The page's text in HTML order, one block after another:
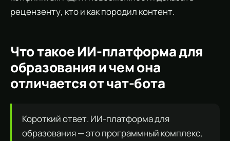
рецензенту, кто и как породил контент.
Что такое ИИ-платформа для
образования и чем она
отличается от чат-бота
Короткий ответ. ИИ-платформа для
образования — это программный комплекс,